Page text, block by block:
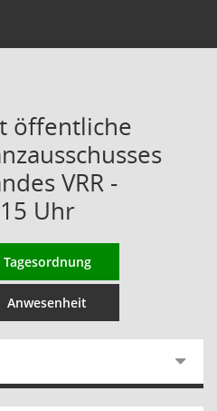
öffentliche
VRR -
Uhr
Tagesordnung
Anwesenheit